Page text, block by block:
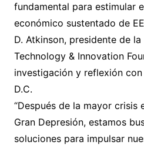
fundamental para estimular
económico sustentado de
D. Atkinson, presidente de
Technology & Innovation
investigación y reflexión
D.C.
“Después de la mayor crisis
Gran Depresión, estamos
soluciones para impulsar